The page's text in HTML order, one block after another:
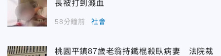
長被打到濺血
58分鐘前 社會
桃園平鎮87歲老翁持鐵棍殺臥病妻 法院裁